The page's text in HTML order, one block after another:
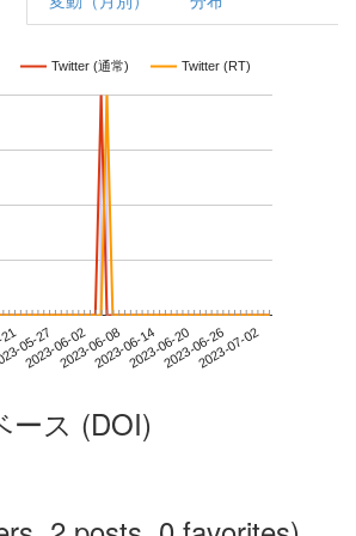
Twitter (通常) Twitter (RT)
05-27
2023-06-022023-06-082023-06-142023-06-202023-06-262023-07-02
ース (DOI)